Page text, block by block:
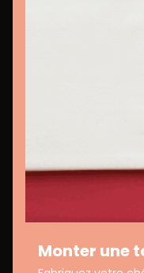
Monter une